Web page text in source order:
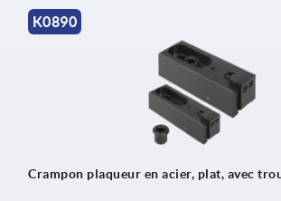
K0890
Crampon plaqueur en acier, plat, avec